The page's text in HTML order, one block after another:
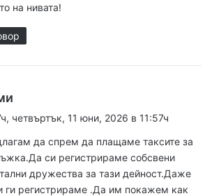
на нивата!
а
:
четвъртък, 11 юни, 2026 в 11:57ч
да спрем да плащаме таксите за
си регистрираме собсвени
дружества за тази дейност.Даже
ги регистрираме .Да им покажем как